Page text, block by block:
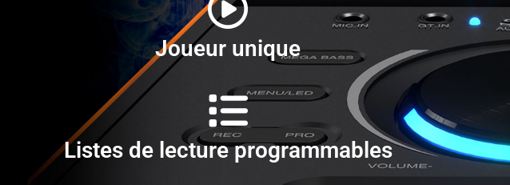
Joueur unique
Listes de lecture programmables